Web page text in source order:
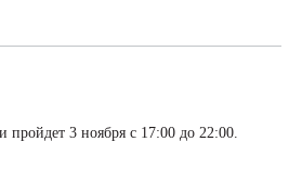
пройдет 3 ноября с 17:00 до 22:00.